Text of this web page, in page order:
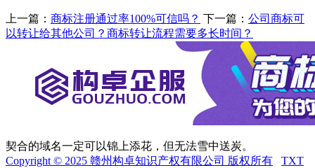
上一篇： 商标注册通过率100%可信吗？ 下一篇： 公司商标可
以转让给其他公司？商标转让流程需要多长时间？
契合的域名一定可以锦上添花，但无法雪中送炭。
Copyright © 2025 赣州构卓知识产权有限公司 版权所有
TXT